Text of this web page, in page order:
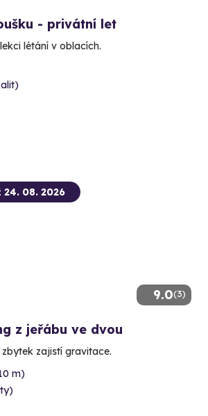
- privátní let
létání v oblacích.
9.0(3)
08. 2026
z jeřábu ve dvou
zajistí gravitace.
m)